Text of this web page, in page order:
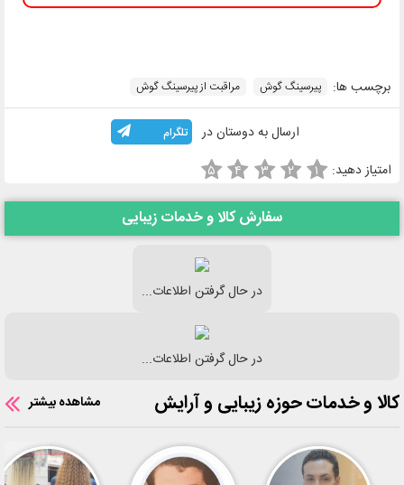
برچسب ها: پیرسینگ گوش مراقبت از پیرسینگ گوش
ارسال به دوستان در تلگرام
امتیاز دهید: ۱ ۲ ۳ ۴ ۵
سفارش کالا و خدمات زیبایی
در حال گرفتن اطلاعات...
در حال گرفتن اطلاعات...
کالا و خدمات حوزه زیبایی و آرایش مشاهده بیشتر